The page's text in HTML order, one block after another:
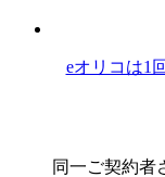
eオリコは1
同一ご契約者